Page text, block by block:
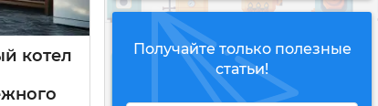
Получайте только полезные
статьи!
котел